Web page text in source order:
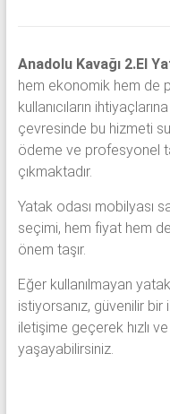
Anadolu Kavağı 2.El
hem ekonomik hem de
kullanıcıların
çevresinde bu hizmeti
ödeme ve profesyonel
çıkmaktadır.
Yatak odası mobilyası
seçimi, hem fiyat hem
önem taşır.
Eğer kullanılmayan
istiyorsanız, güvenilir
iletişime geçerek hızlı
yaşayabilirsiniz.